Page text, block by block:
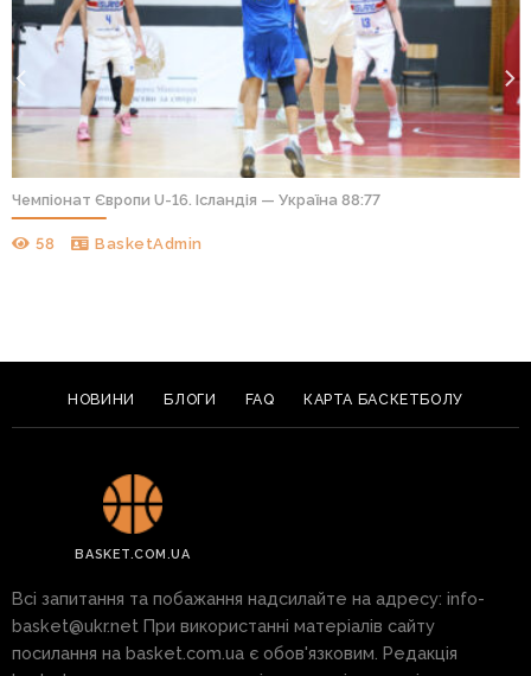
Чемпіонат Європи U-16. Ісландія — Україна 88:77
58 BasketAdmin
НОВИНИ БЛОГИ FAQ КАРТА БАСКЕТБОЛУ
BASKET.COM.UA
Всі запитання та побажання надсилайте на адресу: info-
basket@ukr.net При використанні матеріалів сайту
посилання на basket.com.ua є обов'язковим. Редакція